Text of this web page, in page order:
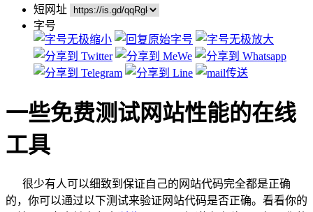
短网址
字号
一些免费测试网站性能的在线
工具
很少有人可以细致到保证自己的网站代码完全都是正确
的，你可以通过以下测试来验证网站代码是否正确。看看你的